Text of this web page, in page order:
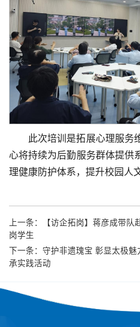
此次培训是拓展心理服务
心将持续为后勤服务群体提供
理健康防护体系，提升校园人
上一条：
【访企拓岗】蒋彦成带
岗学生
下一条： 守护非遗瑰宝 彰显太极
承实践活动